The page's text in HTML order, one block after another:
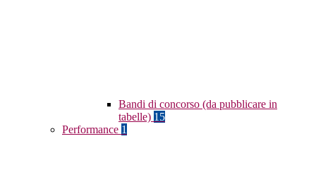
Bandi di concorso (da pubblicare in
tabelle) 15
Performance 1